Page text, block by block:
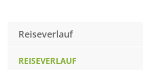
Reiseverlauf
REISEVERLAUF